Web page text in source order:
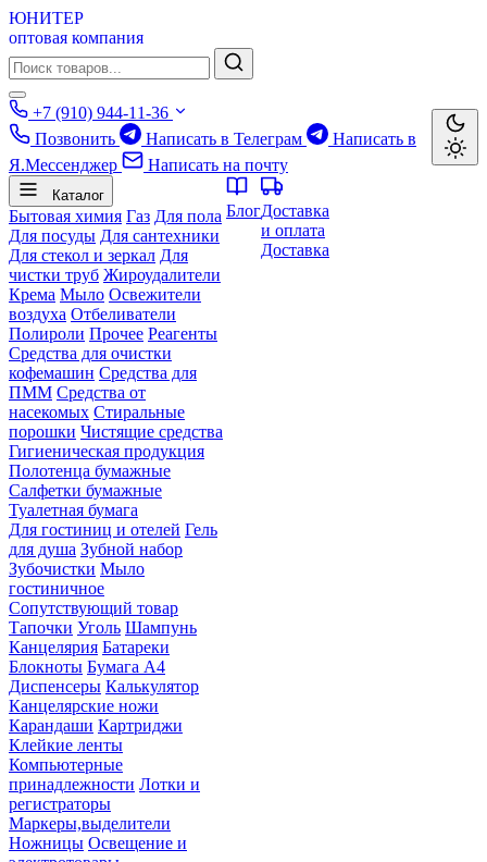
ЮНИТЕР
оптовая компания
+7 (910) 944-11-36
Позвонить
Написать в Телеграм
Написать в
Я.Мессенджер
Написать на почту
Каталог
Бытовая химия Газ Для пола
Для посуды Для сантехники
Для стекол и зеркал Для
чистки труб Жироудалители
Крема Мыло Освежители
воздуха Отбеливатели
Полироли Прочее Реагенты
Средства для очистки
кофемашин Средства для
ПММ Средства от
насекомых Стиральные
порошки Чистящие средства
Гигиеническая продукция
Полотенца бумажные
Салфетки бумажные
Туалетная бумага
Для гостиниц и отелей Гель
для душа Зубной набор
Зубочистки Мыло
гостиничное
Сопутствующий товар
Тапочки Уголь Шампунь
Канцелярия Батареки
Блокноты Бумага А4
Диспенсеры Калькулятор
Канцелярские ножи
Карандаши Картриджи
Клейкие ленты
Компьютерные
принадлежности Лотки и
регистраторы
Маркеры,выделители
Ножницы Освещение и
БлогДоставка
и оплата
Доставка